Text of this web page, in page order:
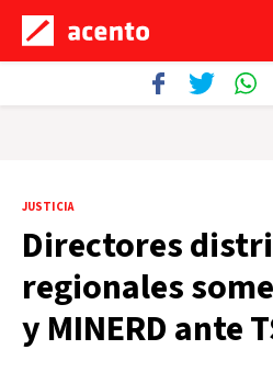
JUSTICIA
Directores
regionales
y MINERD ante